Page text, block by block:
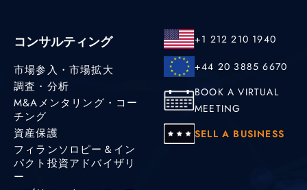
コンサルティング
市場参入・市場拡大
調査・分析
M&Aメンタリング・コー
チング
資産保護
フィランソロピー＆イン
パクト投資アドバイザリ
ー
+1 212 210 1940
+44 20 3885 6670
BOOK A VIRTUAL
MEETING
SELL A BUSINESS